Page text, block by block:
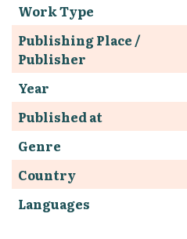
Work Type
Publishing Place /
Publisher
Year
Published at
Genre
Country
Languages